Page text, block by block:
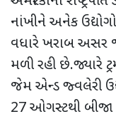
નાંખીને અનેક
વધારે ખરાબ અસર
મળી રહી છે.જ્યારે
જેમ એન્ડ જ્વલેરી
27ઓગસ્ટથી બીજા